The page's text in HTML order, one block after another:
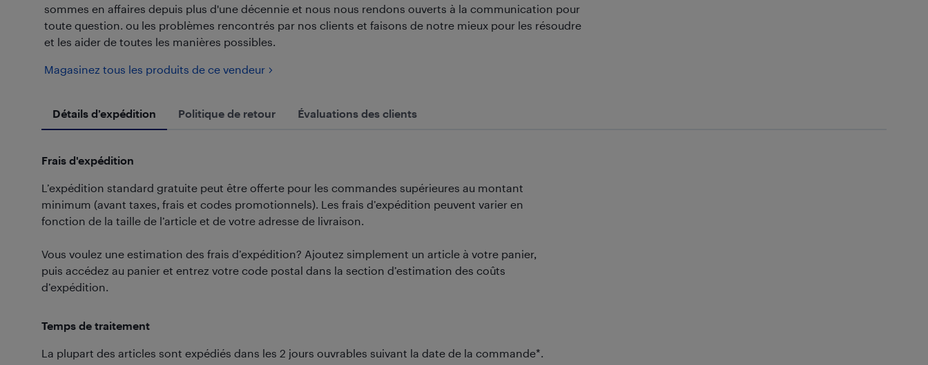
sommes en affaires depuis plus d'une décennie et nous nous rendons ouverts à la communication pour
toute question. ou les problèmes rencontrés par nos clients et faisons de notre mieux pour les résoudre
et les aider de toutes les manières possibles.
Magasinez tous les produits de ce vendeur
Détails d’expédition Politique de retour Évaluations des clients
Frais d'expédition
L’expédition standard gratuite peut être offerte pour les commandes supérieures au montant
minimum (avant taxes, frais et codes promotionnels). Les frais d’expédition peuvent varier en
fonction de la taille de l’article et de votre adresse de livraison.
Vous voulez une estimation des frais d’expédition? Ajoutez simplement un article à votre panier,
puis accédez au panier et entrez votre code postal dans la section d’estimation des coûts
d’expédition.
Temps de traitement
La plupart des articles sont expédiés dans les 2 jours ouvrables suivant la date de la commande*.